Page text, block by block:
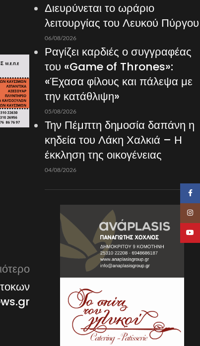
Διευρύνεται το ωράριο
λειτουργίας του Λευκού Πύργου
06/08/2026
Ραγίζει καρδιές ο συγγραφέας
του «Game of Thrones»:
«Έχασα φίλους και πάλεψα με
την κατάθλιψη»
05/08/2026
Την Πέμπτη δημοσία δαπάνη η
κηδεία του Λάκη Χαλκιά – Η
έκκληση της οικογένειας
04/08/2026